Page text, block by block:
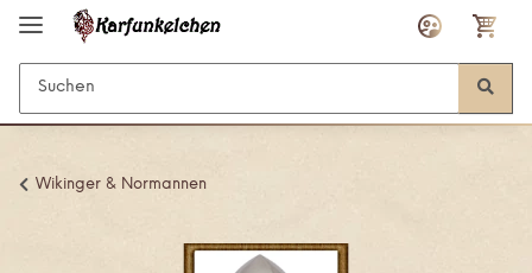
Wikinger & Normannen